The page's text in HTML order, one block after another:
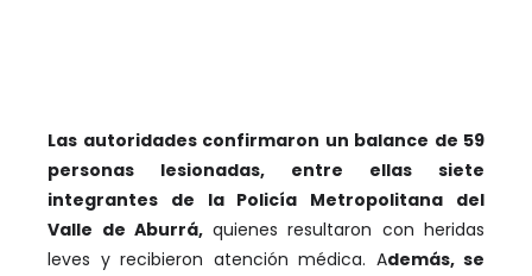
Las autoridades confirmaron un balance de 59
personas lesionadas, entre ellas siete
integrantes de la Policía Metropolitana del
Valle de Aburrá, quienes resultaron con heridas
leves y recibieron atención médica. Además, se